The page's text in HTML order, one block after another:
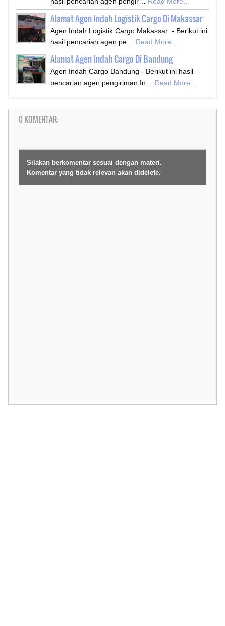
Alamat Agen Indah Logistik Cargo Di Makassar
Agen Indah Logistik Cargo Makassar - Berikut ini
hasil pencarian agen pe…
Read More...
Alamat Agen Indah Cargo Di Bandung
Agen Indah Cargo Bandung - Berikut ini hasil
pencarian agen pengiriman In…
Read More...
0 KOMENTAR:
Silakan berkomentar sesuai dengan materi.
Komentar yang tidak relevan akan didelete.